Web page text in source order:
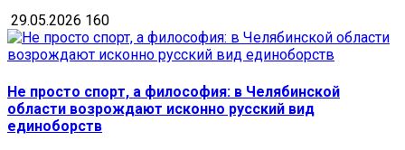
29.05.2026 160
Не просто спорт, а философия: в Челябинской
области возрождают исконно русский вид
единоборств